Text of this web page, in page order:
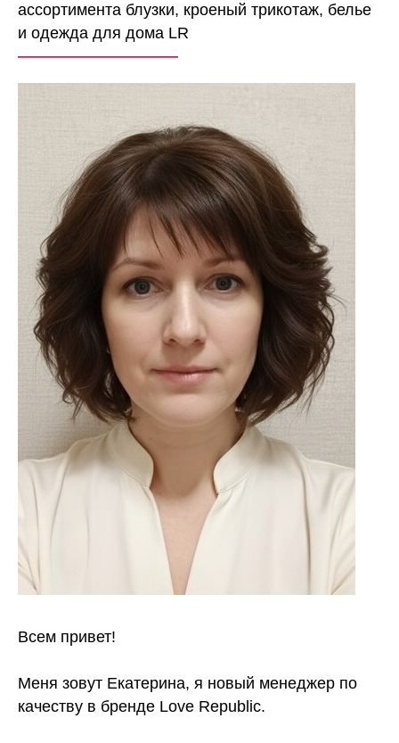
ассортимента блузки, кроеный трикотаж, белье
и одежда для дома LR
——————————
Всем привет!
Меня зовут Екатерина, я новый менеджер по
качеству в бренде Love Republic.